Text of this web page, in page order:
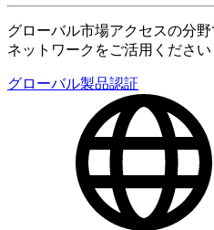
グローバル市場アクセスの分
ネットワークをご活用ください
グローバル製品認証